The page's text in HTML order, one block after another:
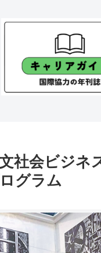
社会ビジネ
グラム